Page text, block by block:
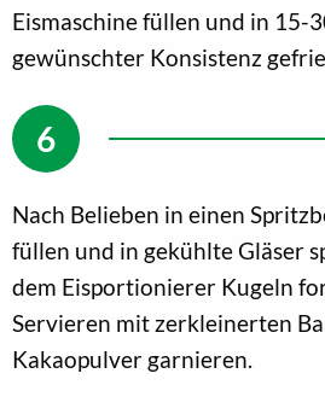
Eismaschine füllen und in 15-
gewünschter Konsistenz
Nach Belieben in einen
füllen und in gekühlte Gläser
dem Eisportionierer Kugeln
Servieren mit zerkleinerten
Kakaopulver garnieren.